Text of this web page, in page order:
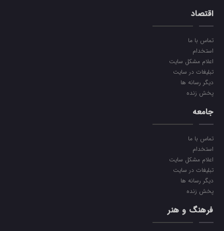
اقتصاد
تماس با ما
استخدام
اعلام مشکل سایت
تبلیغات در سایت
دیگر رسانه ها
پخش زنده
جامعه
تماس با ما
استخدام
اعلام مشکل سایت
تبلیغات در سایت
دیگر رسانه ها
پخش زنده
فرهنگ و هنر